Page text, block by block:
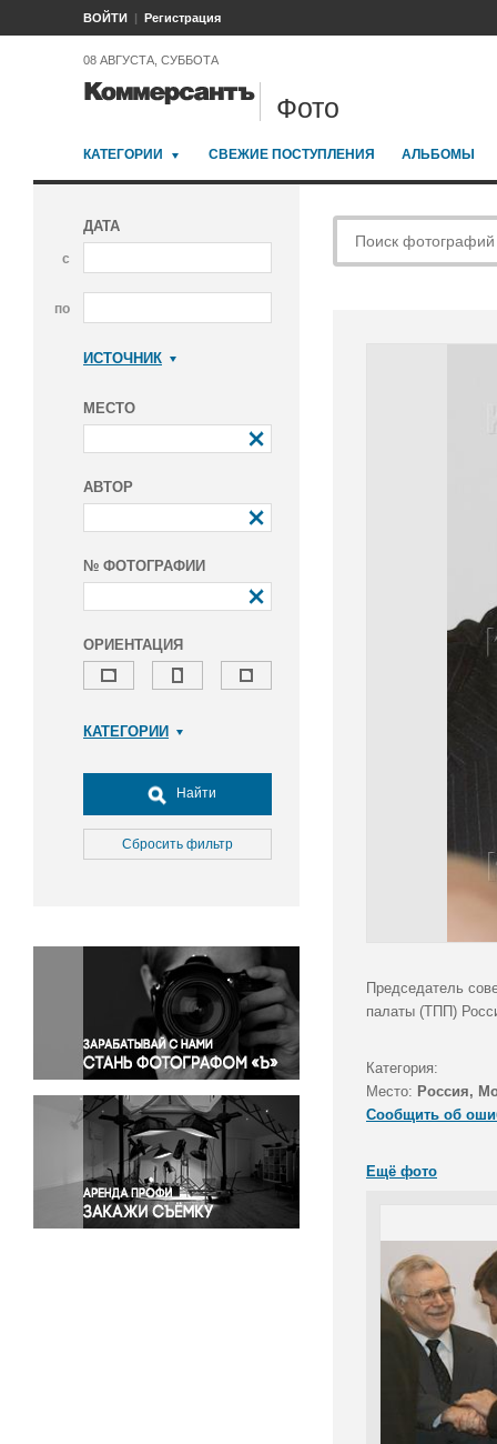
ВОЙТИ Регистрация
08 АВГУСТА, СУББОТА
Фото
КАТЕГОРИИ СВЕЖИЕ ПОСТУПЛЕНИЯ АЛЬБОМЫ
ДАТА
с
по
ИСТОЧНИК
МЕСТО
АВТОР
№ ФОТОГРАФИИ
ОРИЕНТАЦИЯ
КАТЕГОРИИ
Досуг, туризм и отдых
Культура
Медицина
Окружающая среда
Политика
Правосудие
Происшествия и конфликты
Религия
Светская жизнь
Спорт
Экология
Экономика и бизнес
Найти
Сбросить фильтр
Председатель
палаты (ТПП)
Категория:
Место: Россия,
Сообщить об
Ещё фото